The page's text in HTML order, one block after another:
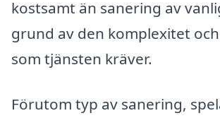
kostsamt än sanering av
grund av den komplexitet
som tjänsten kräver.
Förutom typ av sanering,